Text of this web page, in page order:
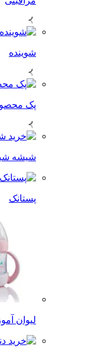
شوینده
پک
شیشه
پستانک
لیوان